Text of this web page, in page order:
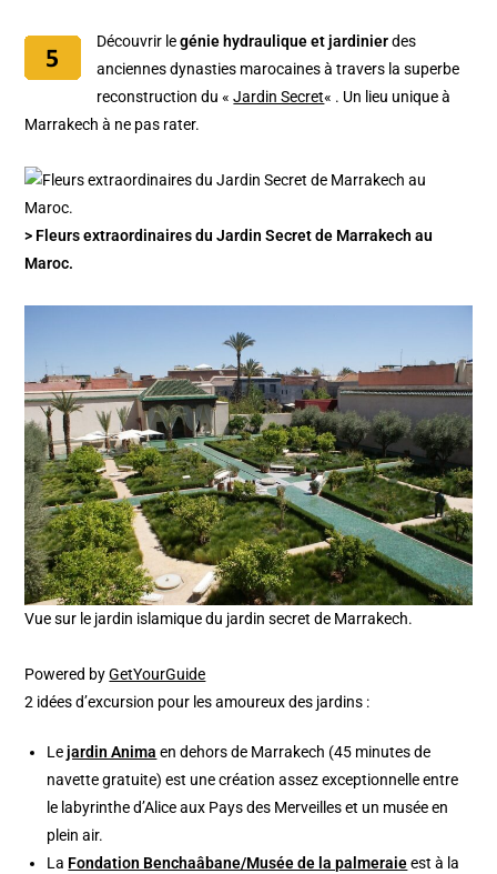
Découvrir legénie hydraulique et jardinierdes
anciennes dynasties marocaines à travers la superbe
reconstruction du «Jardin Secret« . Un lieu unique à
Marrakech à ne pas rater.
> Fleurs extraordinaires du Jardin Secret de Marrakech au
Maroc.
Vue sur le jardin islamique du jardin secret de Marrakech.
Powered byGetYourGuide
2 idées d’excursion pour les amoureux des jardins :
Lejardin Anima en dehors de Marrakech (45 minutes de
navette gratuite) est une création assez exceptionnelle entre
le labyrinthe d’Alice aux Pays des Merveilles et un musée en
plein air.
La Fondation Benchaâbane/Musée de la palmeraieest à la